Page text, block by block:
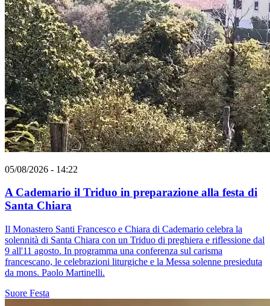
05/08/2026 - 14:22
A Cademario il Triduo in preparazione alla festa di
Santa Chiara
Il Monastero Santi Francesco e Chiara di Cademario celebra la
solennità di Santa Chiara con un Triduo di preghiera e riflessione dal
9 all'11 agosto. In programma una conferenza sul carisma
francescano, le celebrazioni liturgiche e la Messa solenne presieduta
da mons. Paolo Martinelli.
Suore Festa